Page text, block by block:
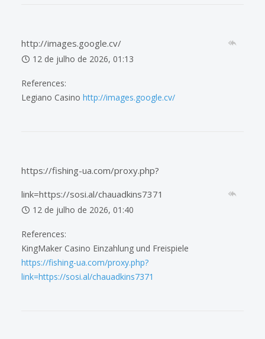
http://images.google.cv/
12 de julho de 2026, 01:13
References:
Legiano Casino http://images.google.cv/
https://fishing-ua.com/proxy.php?
link=https://sosi.al/chauadkins7371
12 de julho de 2026, 01:40
References:
KingMaker Casino Einzahlung und Freispiele
https://fishing-ua.com/proxy.php?
link=https://sosi.al/chauadkins7371